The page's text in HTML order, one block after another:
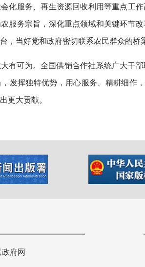
化服务、再生资源回收利用等重点工
服务宗旨，深化重点领域和关键环节
，当好党和政府密切联系农民群众的桥
有可为。全国供销合作社系统广大干
发挥独特优势，用心服务、精耕细作
更大贡献。
府网